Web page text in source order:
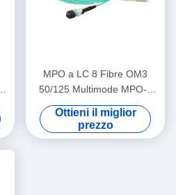
MPO a LC 8 Fibre OM3
50/125 Multimode MPO-8
LC Fibra ottica Patch Cord
Breakout Cable
Ottieni il miglior
prezzo